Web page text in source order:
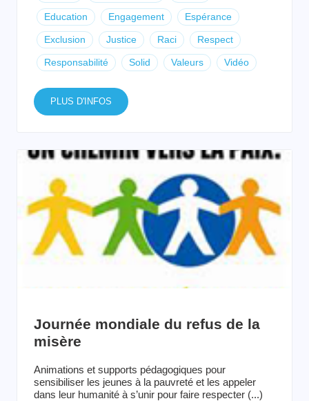
Education Engagement Espérance
Exclusion Justice Raci Respect
Responsabilité Solid Valeurs Vidéo
PLUS D'INFOS
Journée mondiale du refus de la
misère
Animations et supports pédagogiques pour
sensibiliser les jeunes à la pauvreté et les appeler
dans leur humanité à s’unir pour faire respecter (...)